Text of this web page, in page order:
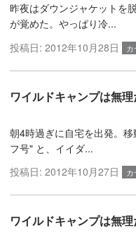
昨夜はダウンジャケットを
が覚めた。やっぱり冷...
投稿日: 2012年10月28日 カ
ワイルドキャンプは無
朝4時過ぎに自宅を出発。
フ号" と、イイダ...
投稿日: 2012年10月27日 カ
ワイルドキャンプは無